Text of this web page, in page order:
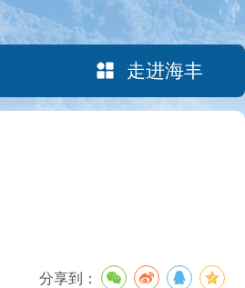
走进海丰
分享到：